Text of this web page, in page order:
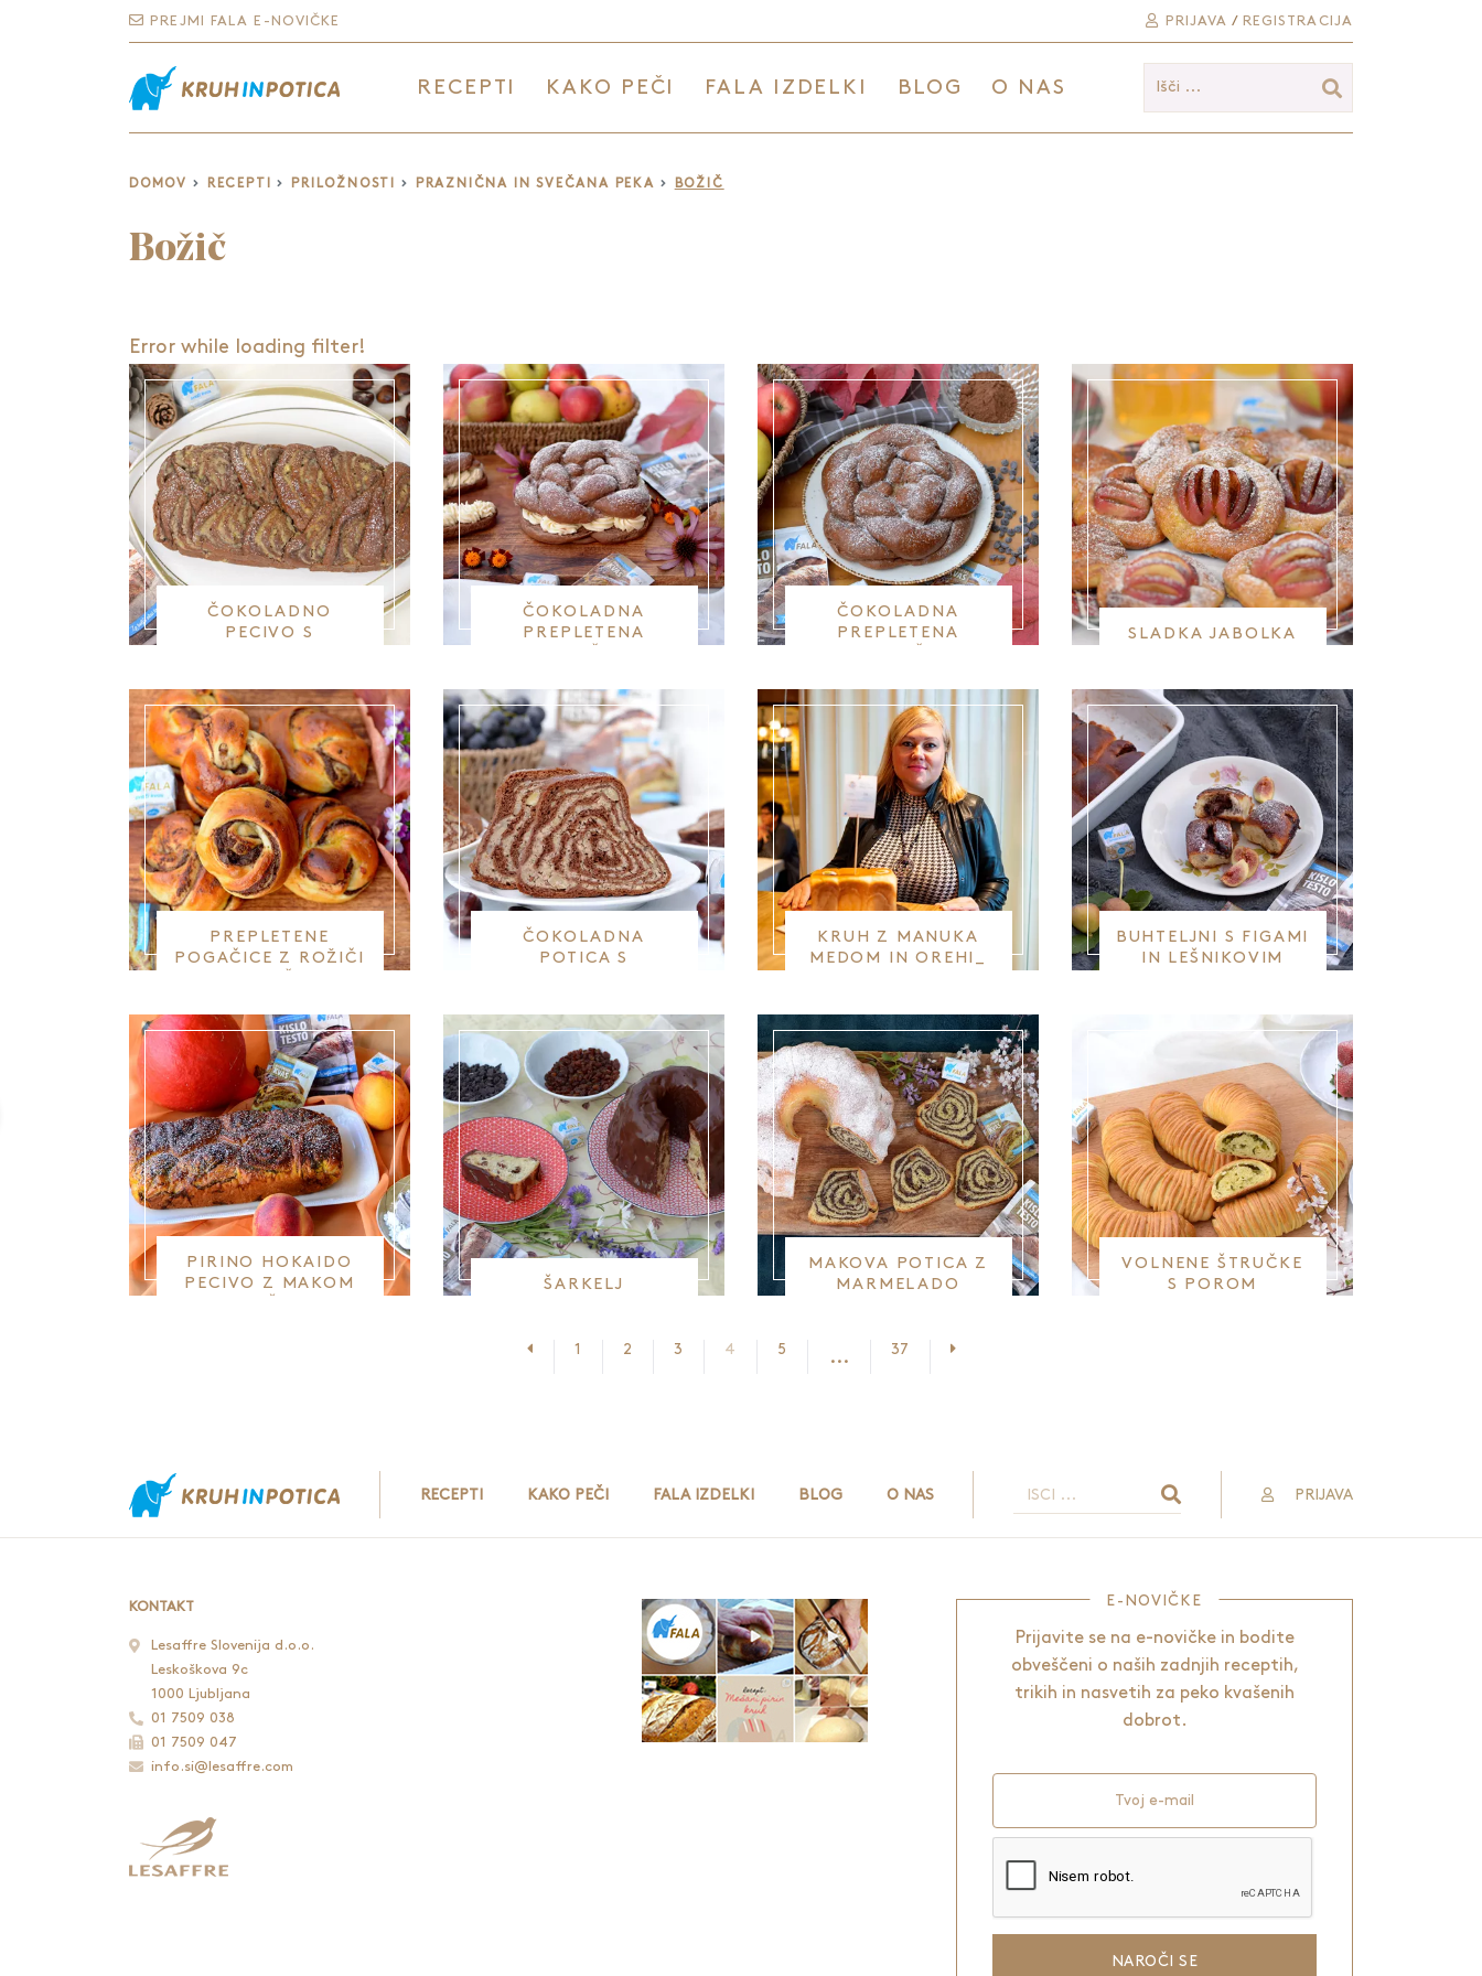
PREJMI FALA E-NOVIČKE PRIJAVA / REGISTRACIJA
Išči ...
RECEPTI KAKO PEČI FALA IZDELKI BLOG O NAS
DOMOV RECEPTI PRILOŽNOSTI PRAZNIČNA IN SVEČANA PEKA BOŽIČ
Božič
Error while loading filter!
ČOKOLADNO
PECIVO S
ČOKOLADNA
PREPLETENA
KREMO
ČOKOLADNA
PREPLETENA
SLADKA JABOLKA
PREPLETENE
POGAČICE Z ROŽIČI
ČOKOLADNA
POTICA S
KRUH Z MANUKA
MEDOM IN OREHI_
BUHTELJNI S FIGAMI
IN LEŠNIKOVIM
PIRINO HOKAIDO
PECIVO Z MAKOM
ŠARKELJ
MAKOVA POTICA Z
MARMELADO
VOLNENE ŠTRUČKE
S POROM
Prejšnja stran
1 2 3 4 5 ... 37 Naslednja stran
RECEPTI KAKO PEČI FALA IZDELKI BLOG O NAS PRIJAVA
KONTAKT
Lesaffre Slovenija d.o.o.
Leskoškova 9c
1000 Ljubljana
01 7509 038
01 7509 047
info.si@lesaffre.com
E-NOVIČKE
Prijavite se na e-novičke in bodite
obveščeni o naših zadnjih receptih,
trikih in nasvetih za peko kvašenih
dobrot.
Tvoj e-mail
NAROČI SE